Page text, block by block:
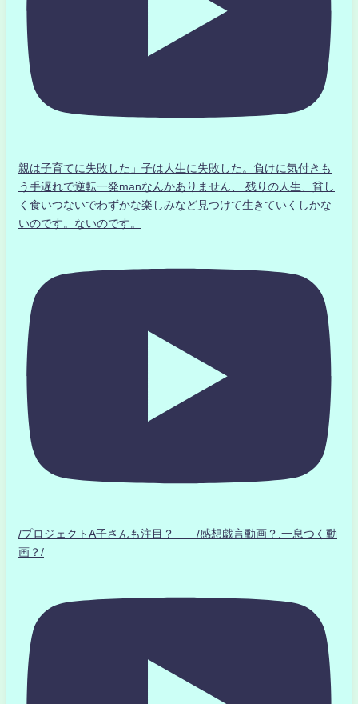
親は子育てに失敗した」子は人生に失敗した。負けに気付きも
う手遅れで逆転一発manなんかありません、 残りの人生、貧し
く食いつないでわずかな楽しみなど見つけて生きていくしかな
いのです。ないのです。
/プロジェクトA子さんも注目？ /感想戯言動画？.一息つく動
画？/